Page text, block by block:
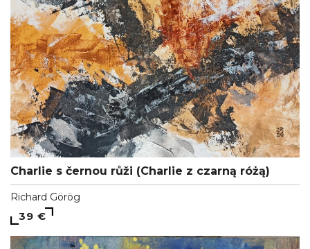
Charlie s černou růži (Charlie z czarną różą)
Richard Görög
39 €